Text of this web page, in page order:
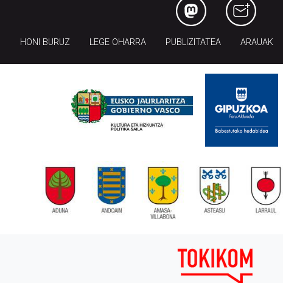
HONI BURUZ LEGE OHARRA PUBLIZITATEA ARAUAK